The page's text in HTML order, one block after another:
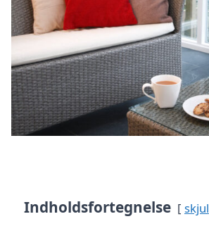
Indholdsfortegnelse skjul